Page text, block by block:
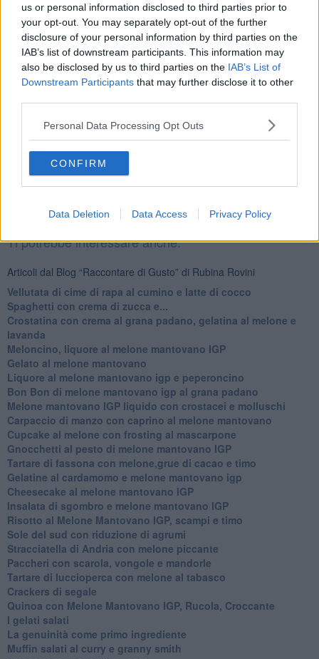
us or personal information disclosed to third parties prior to
your opt-out. You may separately opt-out of the further
disclosure of your personal information by third parties on the
IAB’s list of downstream participants. This information may
also be disclosed by us to third parties on the IAB’s List of
Downstream Participants that may further disclose it to other
Personal Data Processing Opt Outs
CONFIRM
Data Deletion Data Access Privacy Policy
come pulire e aprire cozze vongole
Ti potrebbe interessare anche:
Articoli dal Blog “Raccontare di Gusto” di Rubina Rovini
Vellutata di cime di rapa al cumino e latte di cocco
Spaghetti con crema di zucca e...
Crostatina con crema al grana padano, gelatina al melone e
lavanda
Meloncino, liquore al melone mantovano IGP
Gelato al melone mantovano
Liquore al melone mantovano igp e peperoncino
Bon Bon di melone mantovano igp al grana padano
Melone mantovano IGP liquido con crostacei e molluschi
Carpaccio di manzo con caprino al melone mantovano
Cupcake al melone con frosting al mascarpone
Gnocchetti al pesto di melone mantovano IGP
Tartare di fassona con melone,grue di cacao e timo
Gelatine al cardamomo e melone mantovano igp
Cheesecake al melone mantovano IGP
Insalata di sgombro e melone mantovano IGP
Risotto al Melone Mantovano IGP, scampi e timo
Sole del sud con riduzione di agrumi
Stracciatella di Andria con melone piccante
Paccheri con scarola, vongole e mandorle
Tartare di luccioperca con melone al tabasco
Crackers di segale
Quinoa con Melone Mantovano IGP, Rucola, Croccante
I gelati salati
La genuinità come primo ingrediente
Muffin salati al curry e granny smith